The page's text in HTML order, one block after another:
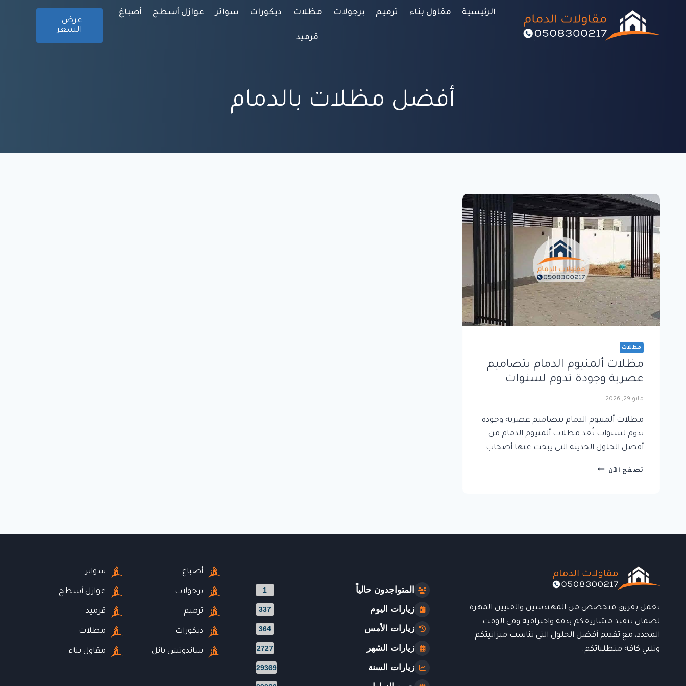
المحتوى
الرئيسية مقاول بناء ترميم برجولات مظلات ديكورات سواتر عوازل أسطح أصباغ
قرميد
عرض
السعر
أفضل مظلات بالدمام
مظلات
مظلات ألمنيوم الدمام بتصاميم
عصرية وجودة تدوم لسنوات
مايو 29, 2026
مظلات ألمنيوم الدمام بتصاميم عصرية وجودة
تدوم لسنوات تُعد مظلات ألمنيوم الدمام من
أفضل الحلول الحديثة التي يبحث عنها أصحاب…
تصفح الآن مظلات
نعمل بفريق متخصص من المهندسين والفنيين المهرة
لضمان تنفيذ مشاريعكم بدقة واحترافية وفي الوقت
المحدد، مع تقديم أفضل الحلول التي تناسب ميزانيتكم
وتلبي كافة متطلباتكم.
المتواجدون حالياً 1
زيارات اليوم 337
زيارات الأمس 364
زيارات الشهر 2727
زيارات السنة 29369
أصباغ
برجولات
ترميم
ديكورات
ساندوتش بانل
سواتر
عوازل أسطح
قرميد
مظلات
مقاول بناء